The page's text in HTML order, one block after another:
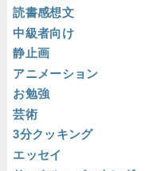
読書感想文
中級者向け
静止画
アニメーション
お勉強
芸術
3分クッキング
エッセイ